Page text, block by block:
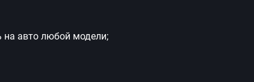
на авто любой модели;